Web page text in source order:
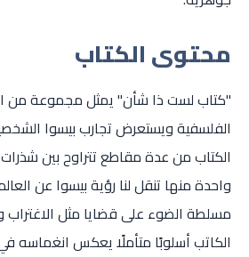
محتوى الكتاب
"كتاب لست ذا شأن" يمثل مجموعة من
الفلسفية ويستعرض تجارب بيسوا
الكتاب من عدة مقاطع تتراوح بين
واحدة منها تنقل لنا رؤية بيسوا عن
مسلطة الضوء على قضايا مثل الاغتراب
الكاتب أسلوبًا متأملًا يعكس انغماسه